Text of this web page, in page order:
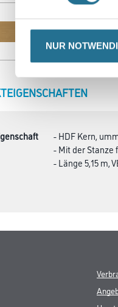
NUR
- HDF Kern,
- Mit der Stanze
- Länge 5,15 m,